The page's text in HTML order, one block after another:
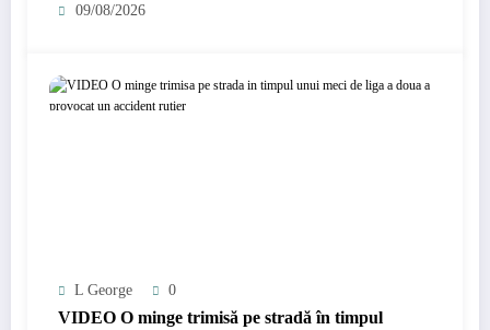
09/08/2026
L George 0
VIDEO O minge trimisă pe stradă în timpul